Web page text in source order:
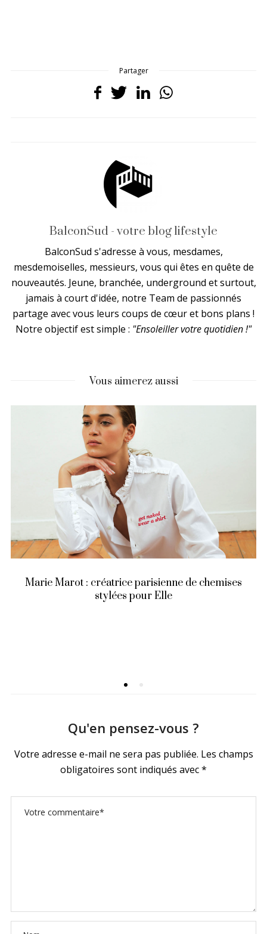
Partager
BalconSud - votre blog lifestyle
BalconSud s'adresse à vous, mesdames,
mesdemoiselles, messieurs, vous qui êtes en quête de
nouveautés. Jeune, branchée, underground et surtout,
jamais à court d'idée, notre Team de passionnés
partage avec vous leurs coups de cœur et bons plans !
Notre objectif est simple : "Ensoleiller votre quotidien !"
Vous aimerez aussi
Marie Marot : créatrice parisienne de chemises
stylées pour Elle
Qu'en pensez-vous ?
Votre adresse e-mail ne sera pas publiée. Les champs
obligatoires sont indiqués avec*